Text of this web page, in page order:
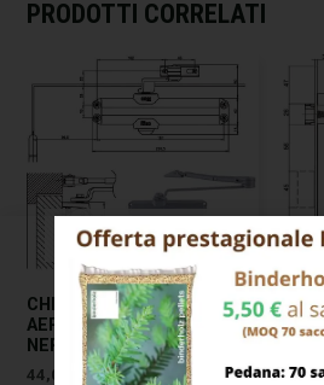
PRODOTTI CORRELATI
ESAURITO
CHIUDIPORTA
AERODINAMICO FERMO
NERO IS20 ISEO
44,00
851